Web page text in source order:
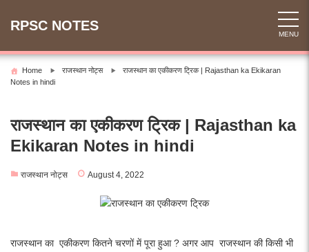
RPSC NOTES
MENU
Home राजस्थान नोट्स
राजस्थान का एकीकरण ट्रिक | Rajasthan ka Ekikaran
Notes in hindi
राजस्थान का एकीकरण ट्रिक | Rajasthan ka
Ekikaran Notes in hindi
राजस्थान नोट्स August 4, 2022
राजस्थान का एकीकरण कितने चरणों में पूरा हुआ ? अगर आप राजस्थान की किसी भी